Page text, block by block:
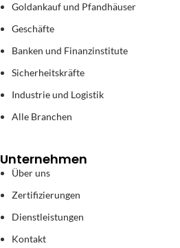
Goldankauf und Pfandhäuser
Geschäfte
Banken und Finanzinstitute
Sicherheitskräfte
Industrie und Logistik
Alle Branchen
Unternehmen
Über uns
Zertifizierungen
Dienstleistungen
Kontakt